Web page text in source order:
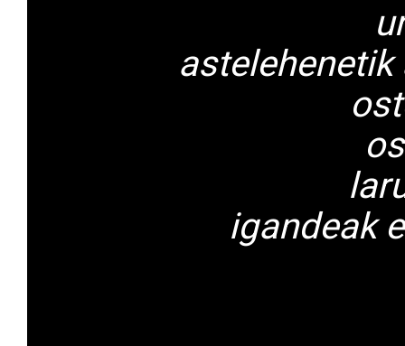
igandeak